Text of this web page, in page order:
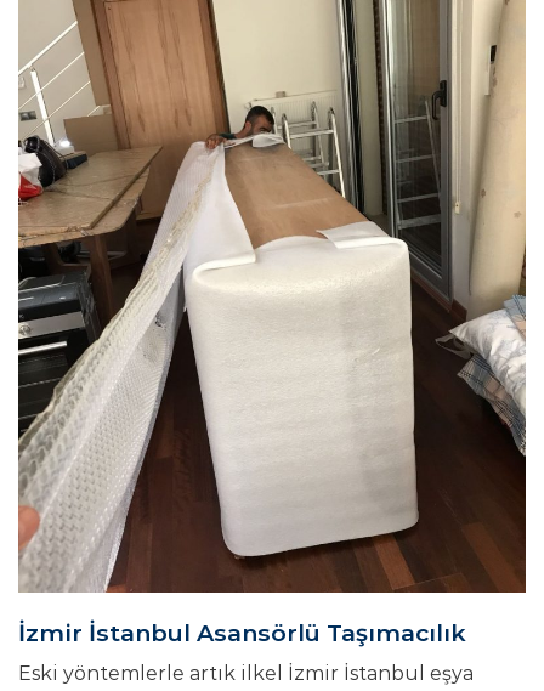
İzmir İstanbul Asansörlü Taşımacılık
Eski yöntemlerle artık ilkel İzmir İstanbul eşya